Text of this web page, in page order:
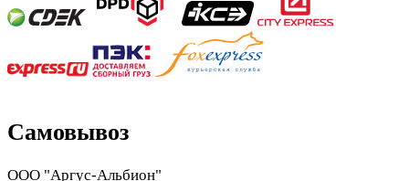
Самовывоз
ООО "Аргус-Альбион"